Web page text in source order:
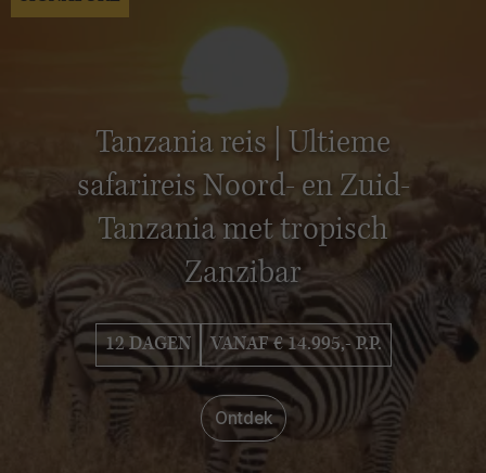
Tanzania reis | Ultieme
safarireis Noord- en Zuid-
Tanzania met tropisch
Zanzibar
12 DAGEN VANAF € 14.995,- P.P.
Ontdek